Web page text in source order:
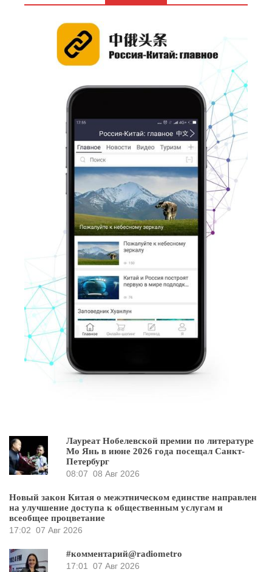
Лауреат Нобелевской премии по литературе
Мо Янь в июне 2026 года посещал Санкт-
Петербург
08:07 08 Авг 2026
Новый закон Китая о межэтническом единстве направлен
на улучшение доступа к общественным услугам и
всеобщее процветание
17:02 07 Авг 2026
#комментарий@radiometro
17:01
07 Авг 2026